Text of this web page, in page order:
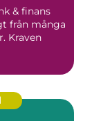
& finans
från många
Kraven